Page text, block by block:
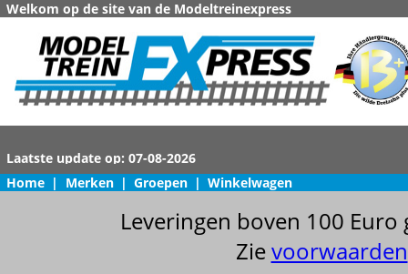
Welkom op de site van de Modeltreinexpress
Home | Merken | Groepen | Winkelwagen
Leveringen boven 100
Zievoorwaarden